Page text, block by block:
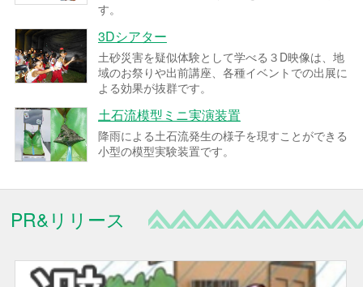
す。
3Dシアター
土砂災害を疑似体験として学べる３D映像は、地
域のお祭りや出前講座、各種イベントでの出展に
よる効果が抜群です。
土石流模型ミニ実演装置
降雨による土石流発生の様子を現すことができる
小型の模型実験装置です。
PR&リリース